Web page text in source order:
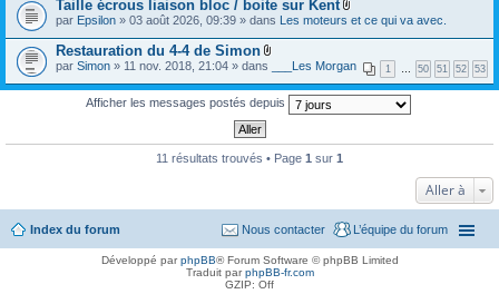
n
t
s
)
o
i
n
t
s
)
(
)
j
o
i
n
t
)
Taille écrous liaison bloc / boite sur Kent
F
c
i
e
r
s
par Epsilon » 03 août 2026, 09:39 » dans Les moteurs et ce qui va avec.
Restauration du 4-4 de Simon
i
c
h
r
(
o
n
t
(
s
)
1 50 51 52 53
par Simon » 11 nov. 2018, 21:04 » dans ___Les Morgan
Afficher les messages postés depuis
11 résultats trouvés • Page 1 sur 1
Aller à
Index du forum L’équipe du forum
Nous contacter
Développé parphpBB® Forum Software © phpBB Limited
Traduit parphpBB-fr.com
GZIP: Off